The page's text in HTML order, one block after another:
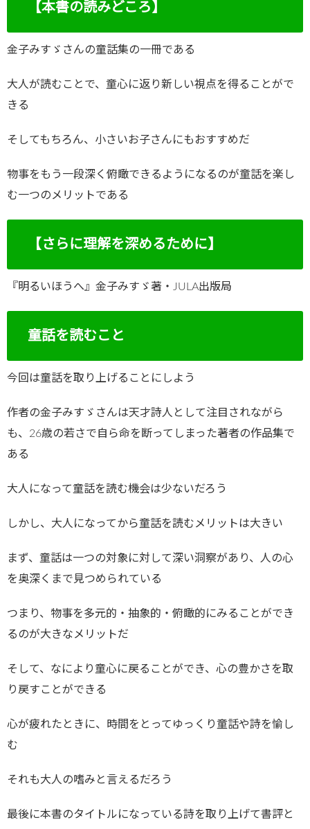
【本書の読みどころ】
金子みすゞさんの童話集の一冊である
大人が読むことで、童心に返り新しい視点を得ることがで
きる
そしてもちろん、小さいお子さんにもおすすめだ
物事をもう一段深く俯瞰できるようになるのが童話を楽し
む一つのメリットである
【さらに理解を深めるために】
『明るいほうへ』金子みすゞ著・JULA出版局
童話を読むこと
今回は童話を取り上げることにしよう
作者の金子みすゞさんは天才詩人として注目されながら
も、26歳の若さで自ら命を断ってしまった著者の作品集で
ある
大人になって童話を読む機会は少ないだろう
しかし、大人になってから童話を読むメリットは大きい
まず、童話は一つの対象に対して深い洞察があり、人の心
を奥深くまで見つめられている
つまり、物事を多元的・抽象的・俯瞰的にみることができ
るのが大きなメリットだ
そして、なにより童心に戻ることができ、心の豊かさを取
り戻すことができる
心が疲れたときに、時間をとってゆっくり童話や詩を愉し
む
それも大人の嗜みと言えるだろう
最後に本書のタイトルになっている詩を取り上げて書評と